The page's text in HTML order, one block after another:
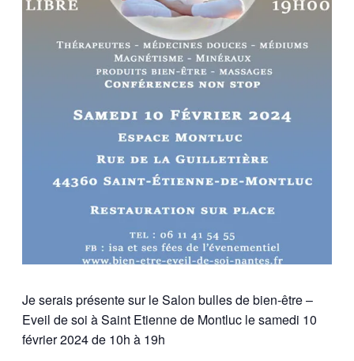
Je serais présente sur le Salon bulles de bien-être –
Eveil de soi à Saint Etienne de Montluc le samedi 10
février 2024 de 10h à 19h